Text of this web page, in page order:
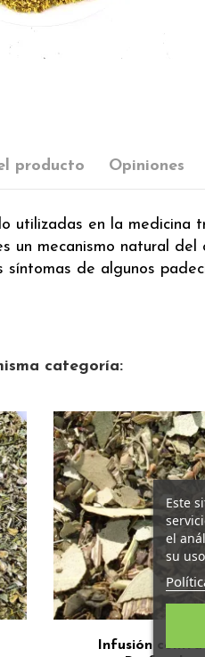
producto Opiniones
utilizadas en la
un mecanismo natural
de algunos
categoría:
Infusión contra
Este
el
su